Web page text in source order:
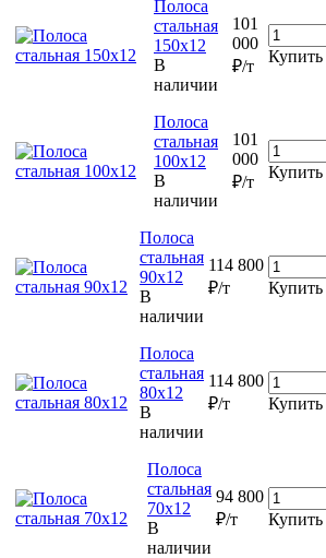
Полоса
стальная
150х12
В
наличии
101
000
₽/т
Купить
Полоса
стальная
100х12
В
наличии
101
000
₽/т
Купить
Полоса
стальная
90х12
В
наличии
114 800
₽/т
Купить
Полоса
стальная
80х12
В
наличии
114 800
₽/т
Купить
Полоса
стальная
70х12
В
наличии
94 800
₽/т
Купить